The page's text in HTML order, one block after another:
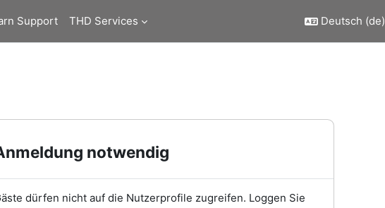
Support THD Services Deutsch ‎(de)‎
notwendig
dürfen nicht auf die Nutzerprofile zugreifen. Loggen Sie